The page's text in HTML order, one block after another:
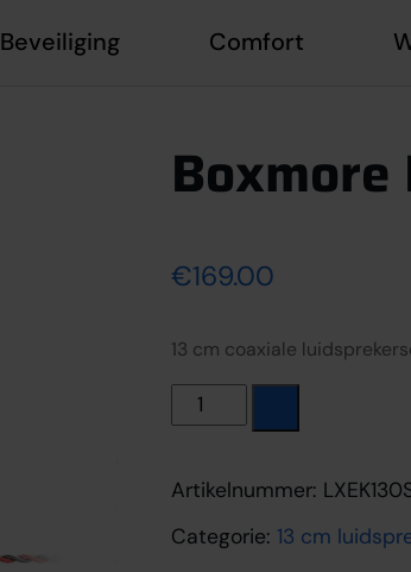
Beveiliging Comfort
Boxmore
€169.00
13 cm coaxiale
Boxmore LXE K130 S3.1
Artikelnummer:
Categorie: 13 cm